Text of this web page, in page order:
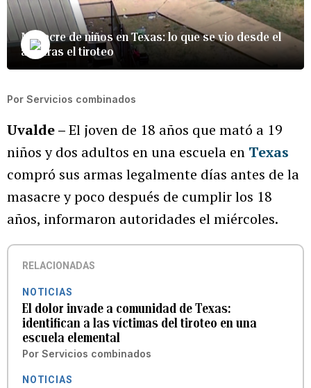
Masacre de niños en Texas: lo que se vio desde el
aire tras el tiroteo
Por Servicios combinados
Uvalde –El joven de 18 años que mató a 19
niños y dos adultos en una escuela en Texas
compró sus armas legalmente días antes de la
masacre y poco después de cumplir los 18
años, informaron autoridades el miércoles.
RELACIONADAS
NOTICIAS
El dolor invade a comunidad de Texas:
identifican a las víctimas del tiroteo en una
escuela elemental
Por Servicios combinados
NOTICIAS